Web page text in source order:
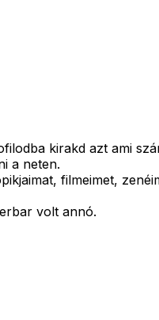
kirakd azt ami
a neten.
filmeimet,
volt annó.